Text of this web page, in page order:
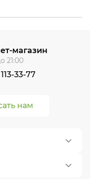
нам
магазин
21:00
33-77